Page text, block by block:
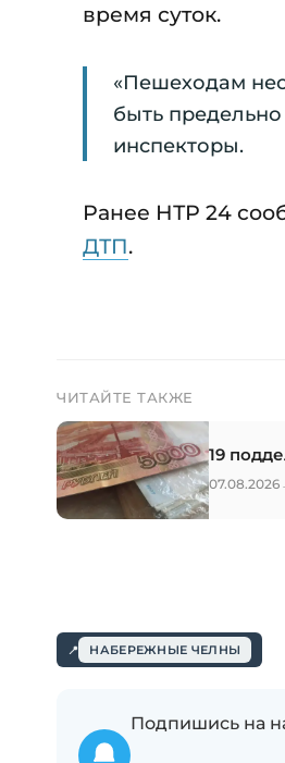
время суток.
«Пешеходам
быть
инспекторы.
Ранее НТР 24
ДТП.
ЧИТАЙТЕ ТАКЖЕ
19
07.08.2026
НАБЕРЕЖНЫЕ ЧЕЛНЫ
Подпишись на